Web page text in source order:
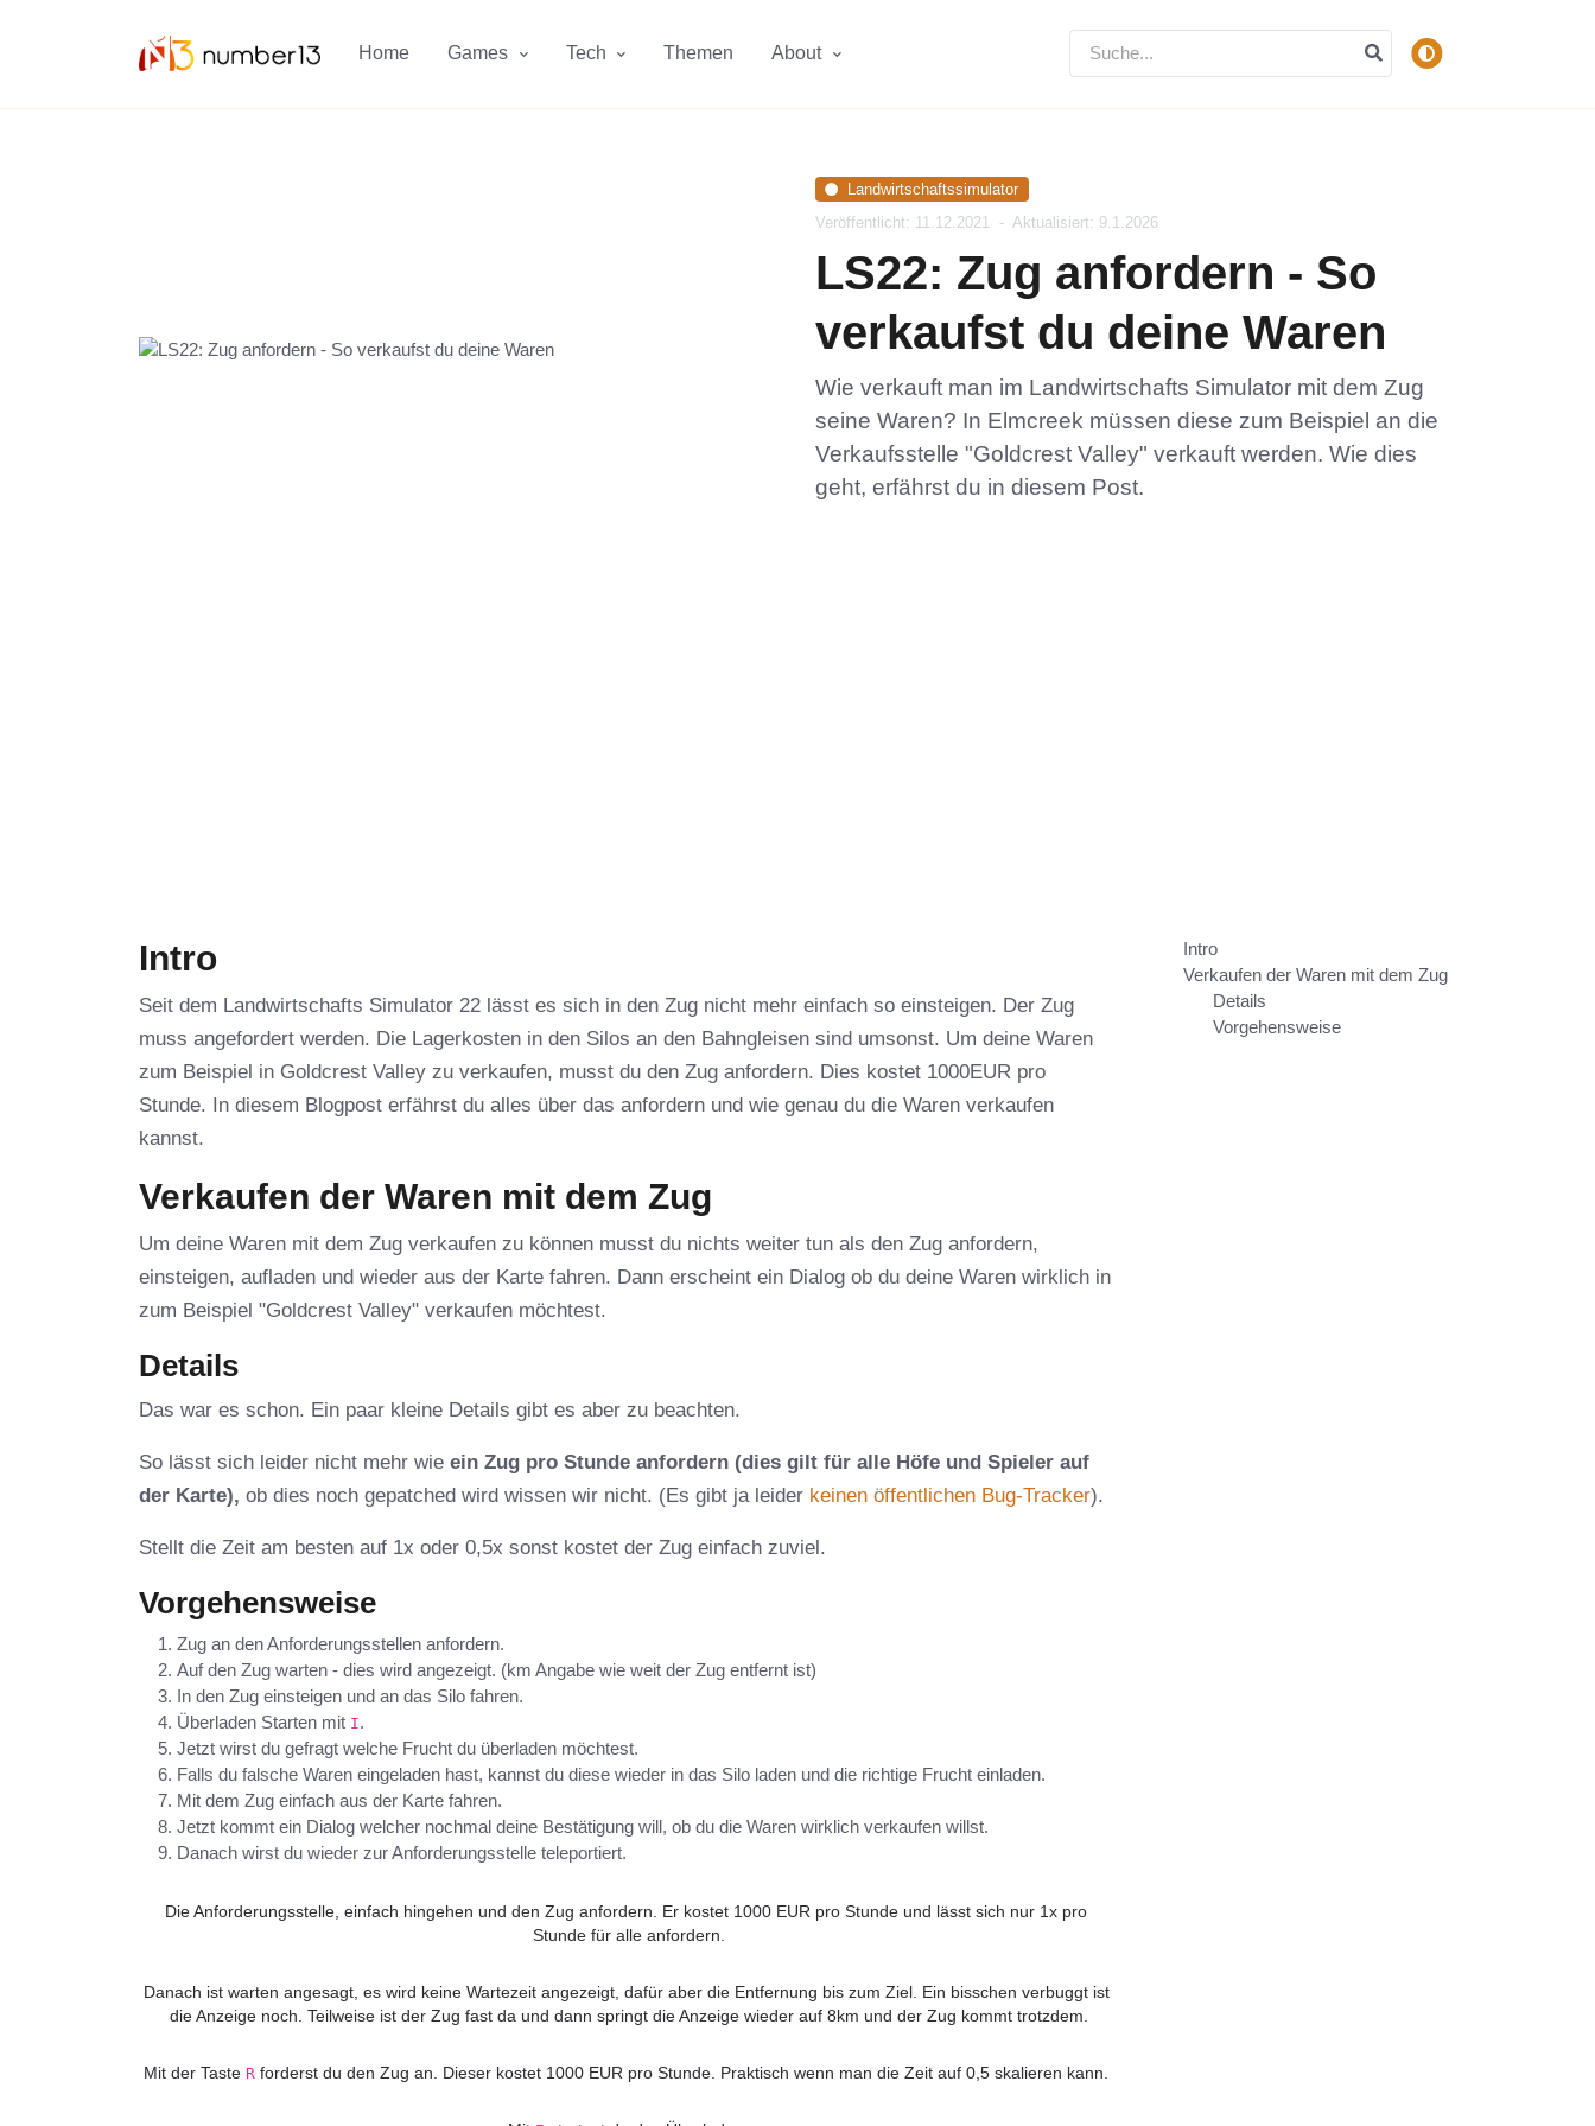
Home Games Tech Themen About
Landwirtschaftssimulator
Veröffentlicht: 11.12.2021 - Aktualisiert: 9.1.2026
LS22: Zug anfordern - So
verkaufst du deine Waren
Wie verkauft man im Landwirtschafts Simulator mit dem Zug
seine Waren? In Elmcreek müssen diese zum Beispiel an die
Verkaufsstelle "Goldcrest Valley" verkauft werden. Wie dies
geht, erfährst du in diesem Post.
Intro
Seit dem Landwirtschafts Simulator 22 lässt es sich in den Zug nicht mehr einfach so einsteigen. Der Zug
muss angefordert werden. Die Lagerkosten in den Silos an den Bahngleisen sind umsonst. Um deine Waren
zum Beispiel in Goldcrest Valley zu verkaufen, musst du den Zug anfordern. Dies kostet 1000EUR pro
Stunde. In diesem Blogpost erfährst du alles über das anfordern und wie genau du die Waren verkaufen
kannst.
Verkaufen der Waren mit dem Zug
Um deine Waren mit dem Zug verkaufen zu können musst du nichts weiter tun als den Zug anfordern,
einsteigen, aufladen und wieder aus der Karte fahren. Dann erscheint ein Dialog ob du deine Waren wirklich in
zum Beispiel "Goldcrest Valley" verkaufen möchtest.
Details
Das war es schon. Ein paar kleine Details gibt es aber zu beachten.
So lässt sich leider nicht mehr wie ein Zug pro Stunde anfordern (dies gilt für alle Höfe und Spieler auf
der Karte), ob dies noch gepatched wird wissen wir nicht. (Es gibt ja leider keinen öffentlichen Bug-Tracker).
Stellt die Zeit am besten auf 1x oder 0,5x sonst kostet der Zug einfach zuviel.
Vorgehensweise
Zug an den Anforderungsstellen anfordern.
Auf den Zug warten - dies wird angezeigt. (km Angabe wie weit der Zug entfernt ist)
In den Zug einsteigen und an das Silo fahren.
Überladen Starten mit I.
Jetzt wirst du gefragt welche Frucht du überladen möchtest.
Falls du falsche Waren eingeladen hast, kannst du diese wieder in das Silo laden und die richtige Frucht einladen.
Mit dem Zug einfach aus der Karte fahren.
Jetzt kommt ein Dialog welcher nochmal deine Bestätigung will, ob du die Waren wirklich verkaufen willst.
Danach wirst du wieder zur Anforderungsstelle teleportiert.
Die Anforderungsstelle, einfach hingehen und den Zug anfordern. Er kostet 1000 EUR pro Stunde und lässt sich nur 1x pro
Stunde für alle anfordern.
Danach ist warten angesagt, es wird keine Wartezeit angezeigt, dafür aber die Entfernung bis zum Ziel. Ein bisschen verbuggt ist
die Anzeige noch. Teilweise ist der Zug fast da und dann springt die Anzeige wieder auf 8km und der Zug kommt trotzdem.
Mit der Taste R forderst du den Zug an. Dieser kostet 1000 EUR pro Stunde. Praktisch wenn man die Zeit auf 0,5 skalieren kann.
Intro
Verkaufen der Waren mit dem Zug
Details
Vorgehensweise